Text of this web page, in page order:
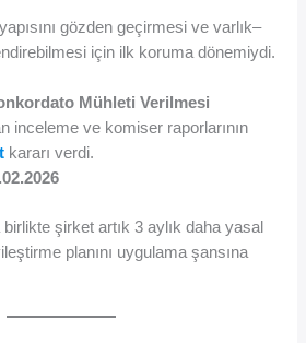
gözden geçirmesi ve varlık–
için ilk koruma dönemiydi.
Mühleti Verilmesi
inceleme ve komiser raporlarının
kararı verdi.
şirket artık 3 aylık daha yasal
planını uygulama şansına